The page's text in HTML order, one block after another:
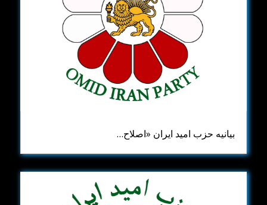
بیانیه حزب امید ایران ​«اصلاح‌…